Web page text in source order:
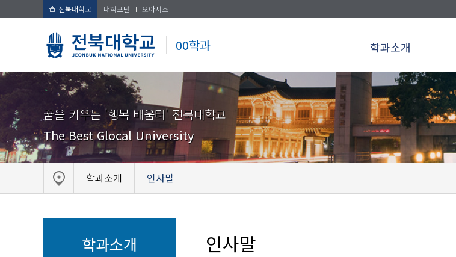
전북대학교 대학포털 오아시스
00학과 학과소개
꿈을 키우는 '행복 배움터' 전북대학교
The Best Glocal University
학과소개 인사말
학과소개 인사말